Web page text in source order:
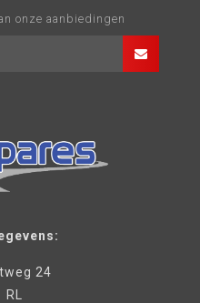
onze aanbiedingen
24
RL